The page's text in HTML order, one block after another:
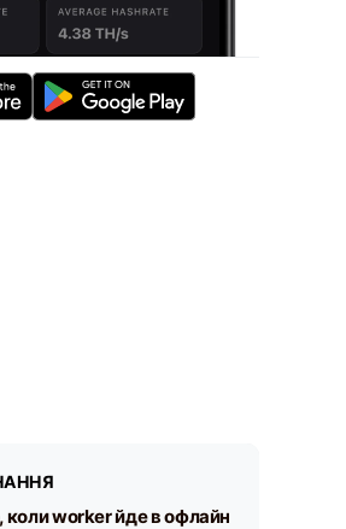
коли worker йде в офлайн